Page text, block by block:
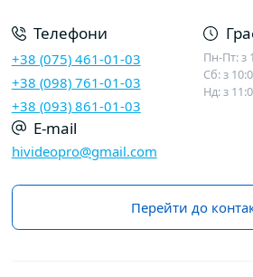
Телефони
+38 (075) 461-01-03
+38 (098) 761-01-03
+38 (093) 861-01-03
Пн-Пт: з
Сб: з
Нд: з
E-mail
hivideopro@gmail.com
Перейти до